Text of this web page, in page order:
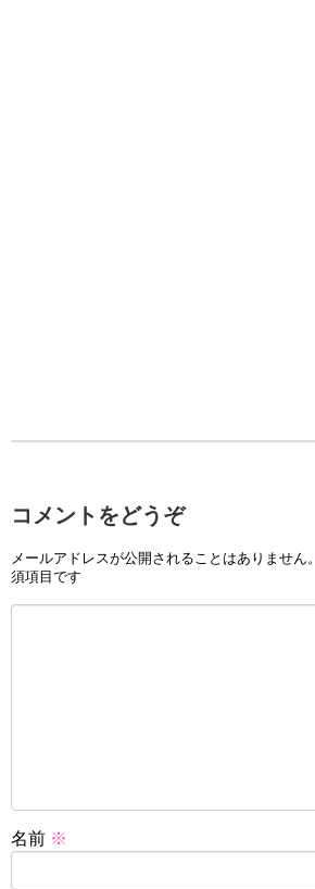
コメントをどうぞ
メールアドレスが公開されることはありません。
須項目です
名前 ※